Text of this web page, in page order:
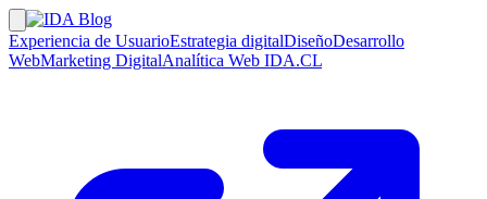
Experiencia de UsuarioEstrategia digitalDiseñoDesarrollo
WebMarketing DigitalAnalítica Web IDA.CL